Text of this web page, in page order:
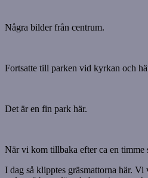
Några bilder från centrum.
Fortsatte till parken vid kyrkan och
Det är en fin park här.
När vi kom tillbaka efter ca en timme
I dag så klipptes gräsmattorna här.